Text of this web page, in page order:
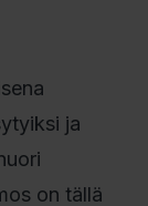
ja
on tällä